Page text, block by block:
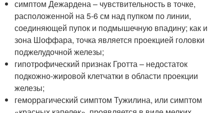
симптом Дежардена – чувствительность в точке,
расположенной на 5-6 см над пупком по линии,
соединяющей пупок и подмышечную впадину; как и
зона Шоффара, точка является проекцией головки
поджелудочной железы;
гипотрофический признак Гротта – недостаток
подкожно-жировой клетчатки в области проекции
железы;
геморрагический симптом Тужилина, или симптом